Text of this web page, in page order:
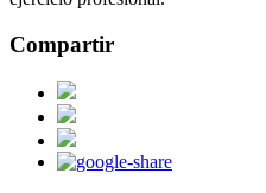
Compartir